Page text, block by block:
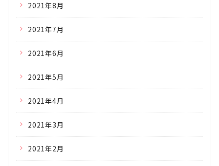
2021年8月
2021年7月
2021年6月
2021年5月
2021年4月
2021年3月
2021年2月